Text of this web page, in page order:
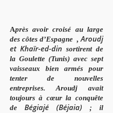
Après avoir croisé au large
des côtes d’Espagne , Aroudj
et Khaïr-ed-din sortirent de
la Goulette (Tunis) avec sept
vaisseaux bien armés pour
tenter de nouvelles
entreprises. Aroudj avait
toujours à cœur la conquête
de Bégiajé (Béjaia) ; il